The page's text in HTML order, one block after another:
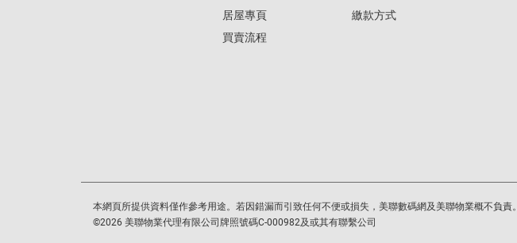
居屋專頁
買賣流程
繳款方式
本網頁所提供資料僅作參考用途。若因錯漏而引致任何不便或損失，美聯數碼網及美聯物業概不負責。
©2026 美聯物業代理有限公司牌照號碼C-000982及或其有聯繫公司